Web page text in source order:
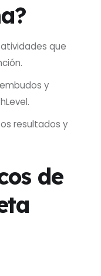
que
y
resultados y
de